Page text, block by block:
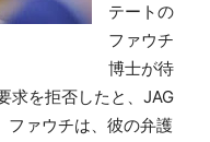
テートの
ファウチ
博士が待
求を拒否したと、JAG
ファウチは、彼の弁護